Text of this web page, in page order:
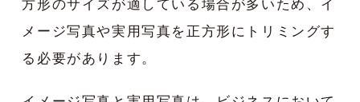
方形のサイズが適している場合が多いため、イ
メージ写真や実用写真を正方形にトリミングす
る必要があります。